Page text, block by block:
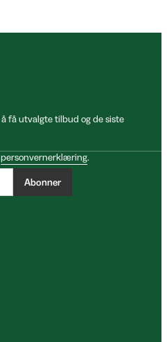
få utvalgte tilbud og de siste
personvernerklæring.
Abonner